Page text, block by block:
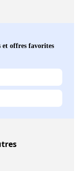
et offres favorites